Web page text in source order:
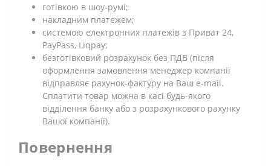
готівкою в шоу-румі;
накладним платежем;
системою електронних платежів з Приват 24,
PayPass, Liqpay;
безготівковий розрахунок без ПДВ (після
оформлення замовлення менеджер компанії
відправляє рахунок-фактуру на Ваш e-mail.
Сплатити товар можна в касі будь-якого
відділення банку або з розрахункового рахунку
Вашої компанії).
Повернення